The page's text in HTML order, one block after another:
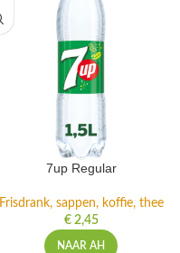
7up Regular
Frisdrank, sappen, koffie, thee
€2,45
NAAR AH